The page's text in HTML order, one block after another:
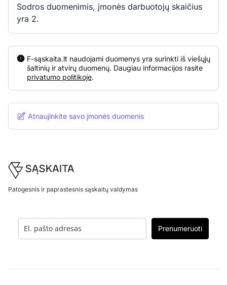
Sodros duomenimis, įmonės darbuotojų skaičius
yra 2.
F-sąskaita.lt naudojami duomenys yra surinkti iš viešųjų
šaltinių ir atvirų duomenų. Daugiau informacijos rasite
privatumo politikoje.
Atnaujinkite savo įmonės duomenis
Footer
Patogesnis ir paprastesnis sąskaitų valdymas
Prenumeruoti